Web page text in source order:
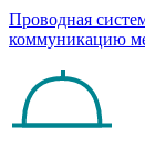
Проводная
коммуникацию